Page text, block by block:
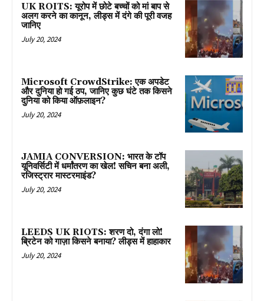
UK ROITS: यूरोप में छोटे बच्चों को मां बाप से
अलग करने का कानून, लीड्स में दंगे की पूरी वजह
जानिए
July 20, 2024
Microsoft CrowdStrike: एक अपडेट
और दुनिया हो गई ठप, जानिए कुछ घंटे तक किसने
दुनिया को किया ऑफ़लाइन?
July 20, 2024
JAMIA CONVERSION: भारत के टॉप
यूनिवर्सिटी में धर्मांतरण का खेल! सचिन बना अली,
रजिस्ट्रार मास्टरमाइंड?
July 20, 2024
LEEDS UK RIOTS: शरण दो, दंगा लो!
ब्रिटेन को गाज़ा किसने बनाया? लीड्स में हाहाकार
July 20, 2024